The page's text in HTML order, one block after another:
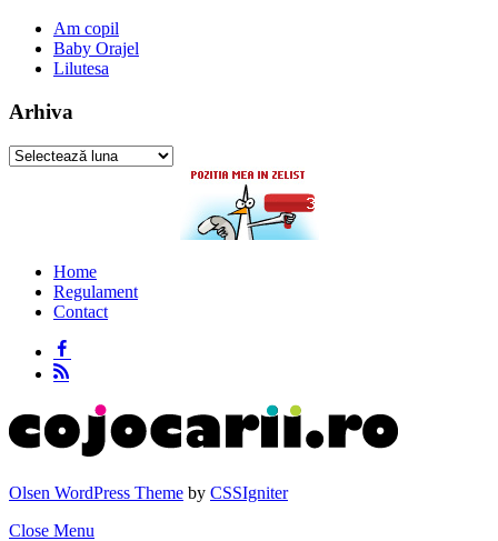
Am copil
Baby Orajel
Lilutesa
Arhiva
Arhiva
Home
Regulament
Contact
Olsen WordPress Theme by CSSIgniter
Close Menu